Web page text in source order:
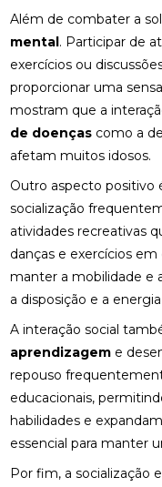
Além de combater a
mental. Participar de
exercícios ou
proporcionar uma
mostram que a
de doenças como a
afetam muitos idosos.
Outro aspecto positivo
socialização
atividades recreativas
danças e exercícios
manter a mobilidade e
a disposição e a
A interação social
aprendizagem e
repouso
educacionais,
habilidades e
essencial para manter
Por fim, a socialização